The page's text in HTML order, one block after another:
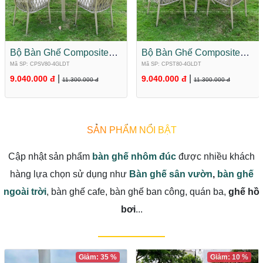
Bộ Bàn Ghế Composite
Mặt Vuông 4 Ghế
CPSV80-4GLDT
Mã SP: CPSV80-4GLDT
9.040.000 đ 11.300.000 đ
Bộ Bàn Ghế Composite
Mặt TRòn 4 Ghế CPST80-
4GLDT
Mã SP: CPST80-4GLDT
9.040.000 đ 11.300.000 đ
SẢN PHẨM NỔI BẬT
Cập nhật sản phẩm bàn ghế nhôm đúc được nhiều khách
hàng lựa chọn sử dụng như Bàn ghế sân vườn, bàn ghế
ngoài trời, bàn ghế cafe, bàn ghế ban công, quán ba, ghế hồ
bơi...
Giảm: 35 % Giảm: 10 %